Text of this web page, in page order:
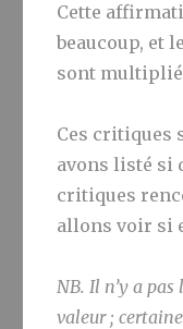
Cette
beaucoup, et
sont
Ces critiques
avons listé si
critiques
allons voir si
NB. Il n’y a
valeur ;